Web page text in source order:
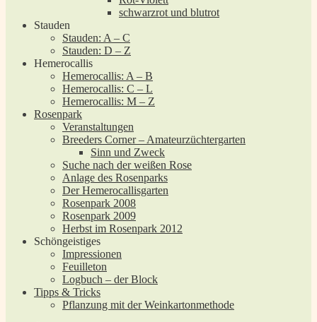
schwarzrot und blutrot
Stauden
Stauden: A – C
Stauden: D – Z
Hemerocallis
Hemerocallis: A – B
Hemerocallis: C – L
Hemerocallis: M – Z
Rosenpark
Veranstaltungen
Breeders Corner – Amateurzüchtergarten
Sinn und Zweck
Suche nach der weißen Rose
Anlage des Rosenparks
Der Hemerocallisgarten
Rosenpark 2008
Rosenpark 2009
Herbst im Rosenpark 2012
Schöngeistiges
Impressionen
Feuilleton
Logbuch – der Block
Tipps & Tricks
Pflanzung mit der Weinkartonmethode